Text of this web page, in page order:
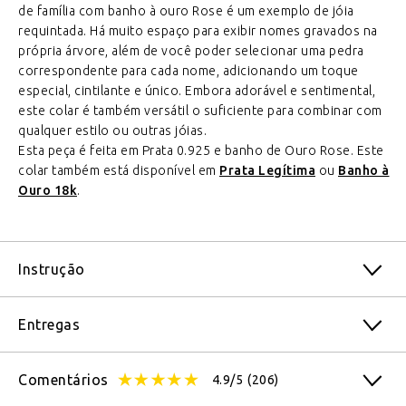
de família com banho à ouro Rose é um exemplo de jóia
requintada. Há muito espaço para exibir nomes gravados na
própria árvore, além de você poder selecionar uma pedra
correspondente para cada nome, adicionando um toque
especial, cintilante e único. Embora adorável e sentimental,
este colar é também versátil o suficiente para combinar com
qualquer estilo ou outras jóias.
Esta peça é feita em Prata 0.925 e banho de Ouro Rose. Este
colar também está disponível em Prata Legítima ou Banho à
Ouro 18k.
Instrução
Entregas
Comentários 4.9/5 (206)